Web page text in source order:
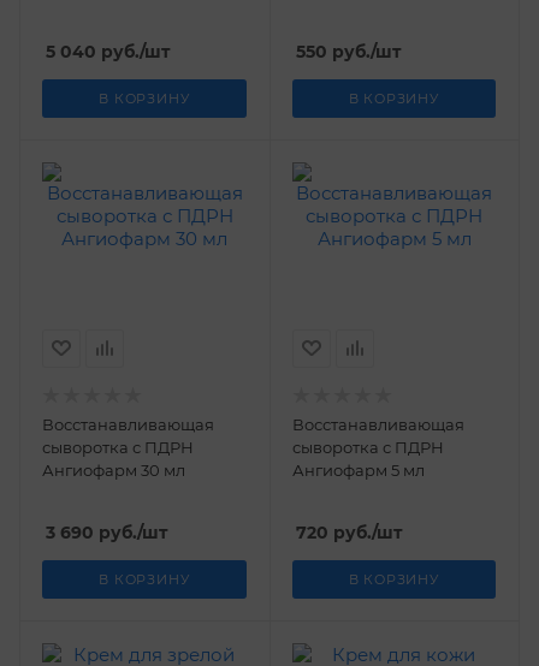
5 040 руб./шт
В КОРЗИНУ
550 руб./шт
В КОРЗИНУ
Восстанавливающая
сыворотка с ПДРН
Ангиофарм 30 мл
3 690 руб./шт
В КОРЗИНУ
Восстанавливающая
сыворотка с ПДРН
Ангиофарм 5 мл
720 руб./шт
В КОРЗИНУ